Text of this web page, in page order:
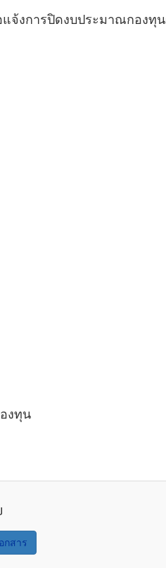
งการปิดงบประมาณกองทุน
งทุน
กสาร